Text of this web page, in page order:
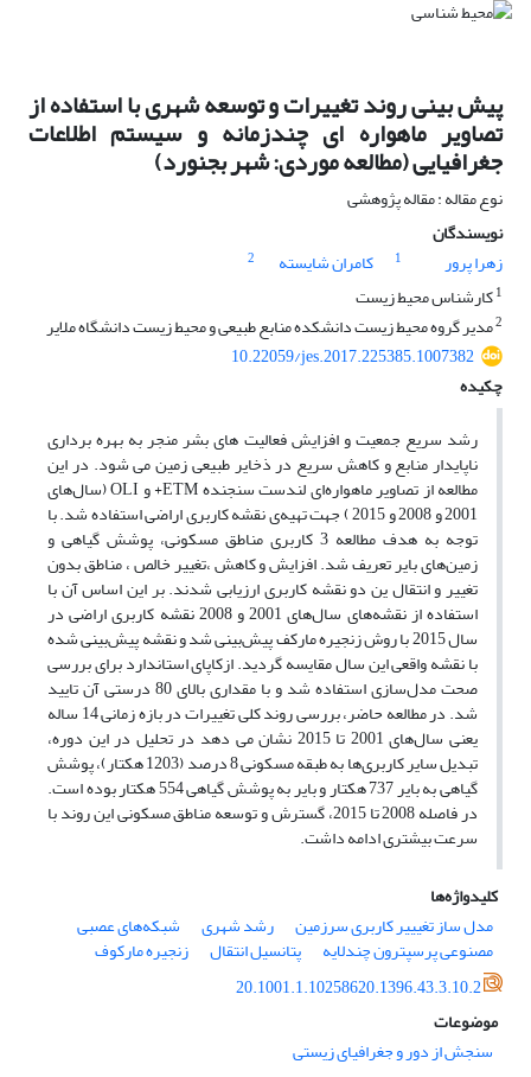
پیش بینی روند تغییرات و توسعه شهری با استفاده از
تصاویر ماهواره ای چندزمانه و سیستم اطلاعات
جغرافیایی (مطالعه موردی: شهر بجنورد)
نوع مقاله : مقاله پژوهشی
نویسندگان
زهرا پرور
1 کامران شایسته
2
1کارشناس محیط زیست
2مدیر گروه محیط زیست دانشکده منابع طبیعی و محیط زیست دانشگاه ملایر
10.22059/jes.2017.225385.1007382
چکیده
رشد سریع جمعیت و افزایش فعالیت های بشر منجر به بهره برداری
ناپایدار منابع و کاهش سریع در ذخایر طبیعی زمین می شود. در این
مطالعه از تصاویر ماهواره‌ای لندست سنجنده ETM+ و OLI (سال‌های
2001 و 2008 و 2015 ) جهت تهیه‌ی نقشه کاربری اراضی استفاده شد. با
توجه به هدف مطالعه 3 کاربری مناطق مسکونی، پوشش گیاهی و
زمین‌های بایر تعریف شد. افزایش و کاهش ،تغییر خالص ، مناطق بدون
تغییر و انتقال ین دو نقشه کاربری ارزیابی شدند. بر این اساس آن با
استفاده از نقشه‌های سال‌های 2001 و 2008 نقشه کاربری اراضی در
سال 2015 با روش زنجیره مارکف پیش‌بینی شد و نقشه پیش‌بینی شده
با نقشه واقعی این سال مقایسه گردید. ازکاپای استاندارد برای بررسی
صحت مدل‌سازی استفاده شد و با مقداری بالای 80 درستی آن تایید
شد. در مطالعه حاضر، بررسی روند کلی تغییرات در بازه زمانی 14 ساله
یعنی سال‌های 2001 تا 2015 نشان می دهد در تحلیل در این دوره،
تبدیل سایر کاربری‌ها به طبقه مسکونی 8 درصد (1203 هکتار)، پوشش
گیاهی به بایر 737 هکتار و بایر به پوشش گیاهی 554 هکتار بوده است.
در فاصله 2008 تا 2015، گسترش و توسعه مناطق مسکونی این روند با
سرعت بیشتری ادامه داشت.
کلیدواژه‌ها
مدل ساز تغیییر کاربری سرزمین
رشد شهری شبکه‌های عصبی
مصنوعی پرسپترون چندلایه پتانسیل انتقال
زنجیره مارکوف
20.1001.1.10258620.1396.43.3.10.2
موضوعات
سنجش از دور و جغرافیای زیستی